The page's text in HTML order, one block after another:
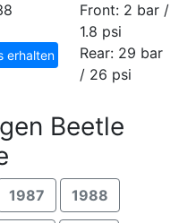
erhalten
Front: 2 bar /
1.8 psi
Rear: 29 bar
/ 26 psi
Beetle
1987 1988